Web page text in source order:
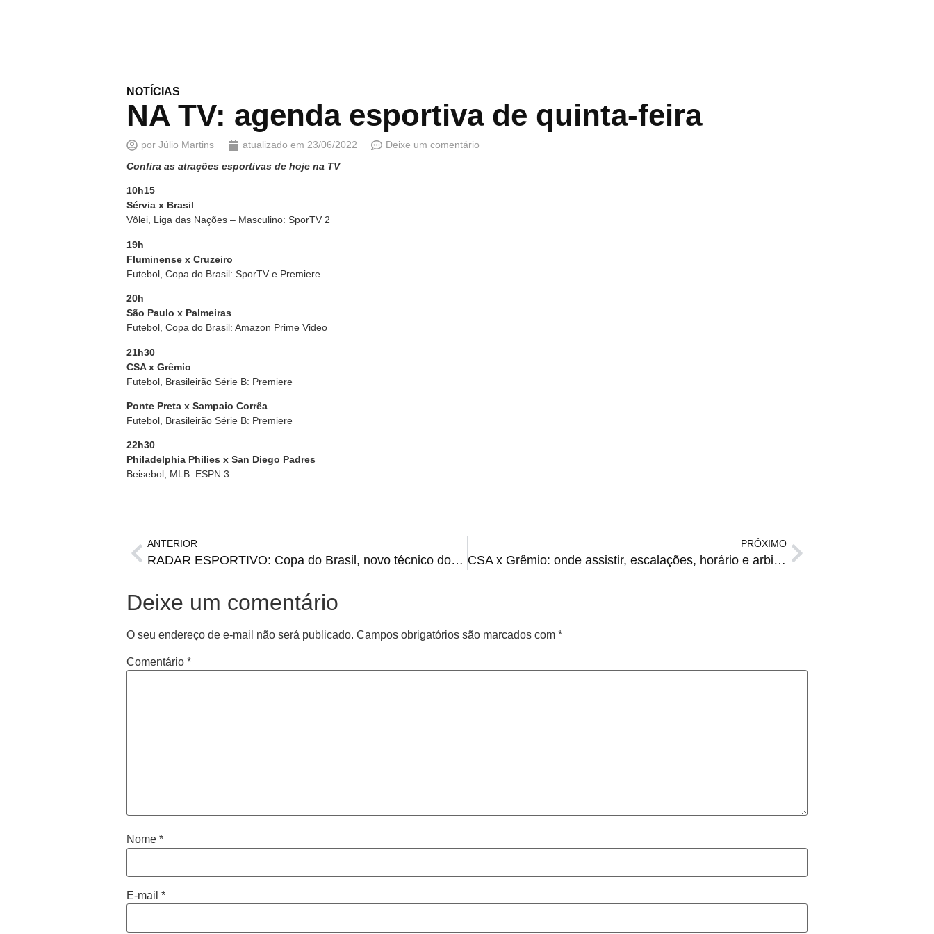
NOTÍCIAS
NA TV: agenda esportiva de quinta-feira
por Júlio Martins atualizado em 23/06/2022
Deixe um comentário
Confira as atrações esportivas de hoje na TV
10h15
Sérvia x Brasil
Vôlei, Liga das Nações – Masculino: SporTV 2
19h
Fluminense x Cruzeiro
Futebol, Copa do Brasil: SporTV e Premiere
20h
São Paulo x Palmeiras
Futebol, Copa do Brasil: Amazon Prime Video
21h30
CSA x Grêmio
Futebol, Brasileirão Série B: Premiere
Ponte Preta x Sampaio Corrêa
Futebol, Brasileirão Série B: Premiere
22h30
Philadelphia Philies x San Diego Padres
Beisebol, MLB: ESPN 3
ANTERIOR
RADAR ESPORTIVO: Copa do Brasil, novo técnico do Ju, Vasco S/A e outras
PRÓXIMO
CSA x Grêmio: onde assistir, escalações, horário e arbitragem
Deixe um comentário
O seu endereço de e-mail não será publicado. Campos obrigatórios são marcados com *
Comentário *
Nome *
E-mail *